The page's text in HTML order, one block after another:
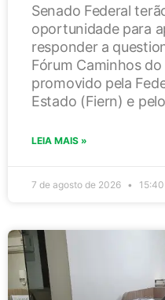
Senado Federal
oportunidade para
responder a
Fórum Caminhos
promovido pela
Estado (Fiern) e
LEIA MAIS »
7 de agosto de 2026 15:40